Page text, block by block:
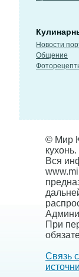
Новости
Общение
© Мир
кухонь.
Вся
При
Связь